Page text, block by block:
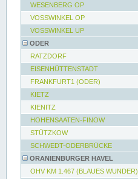
WESENBERG OP
VOSSWINKEL OP
VOSSWINKEL UP
ODER
RATZDORF
EISENHÜTTENSTADT
FRANKFURT1 (ODER)
KIETZ
KIENITZ
HOHENSAATEN-FINOW
STÜTZKOW
SCHWEDT-ODERBRÜCKE
ORANIENBURGER HAVEL
OHV KM 1.467 (BLAUES WUNDER)